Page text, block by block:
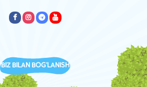
emptyemptyemptyempty
BIZ BILAN BOG'LANISH